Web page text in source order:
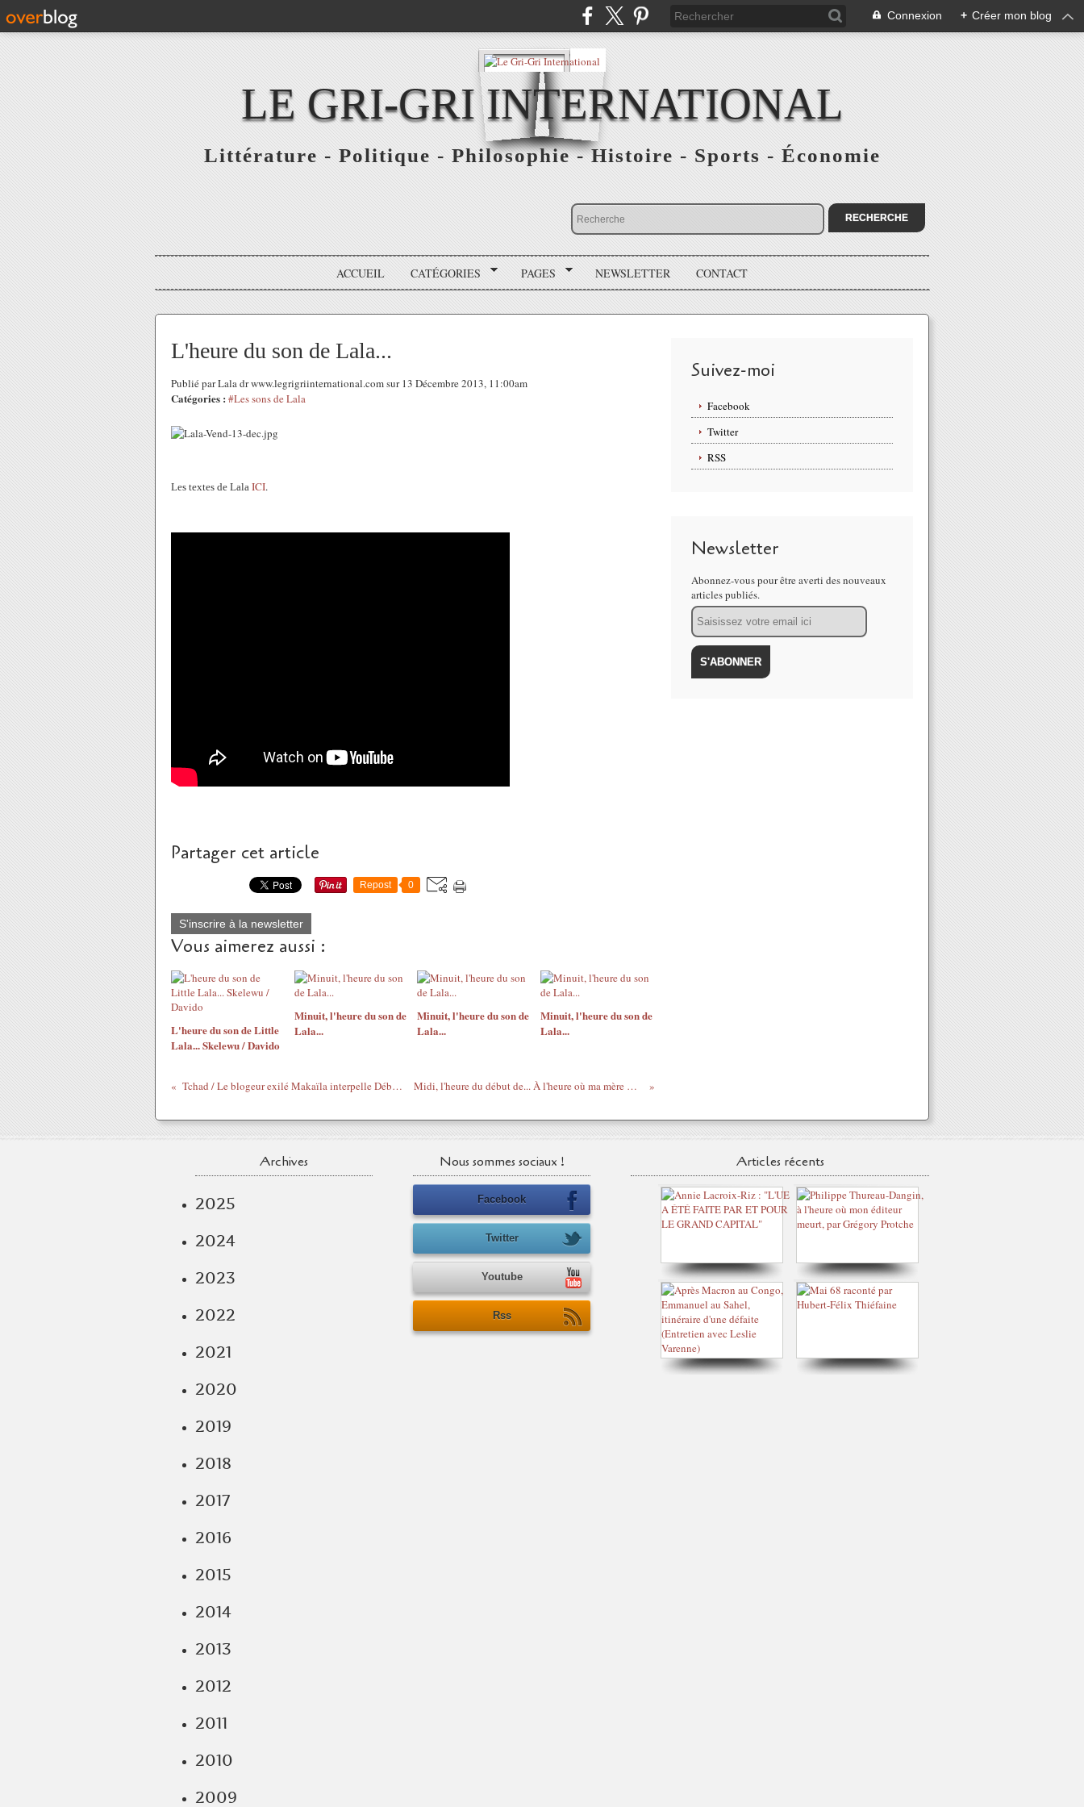
Connexion + Créer mon blog
LE GRI-GRI INTERNATIONAL
Littérature - Politique - Philosophie - Histoire - Sports - Économie
ACCUEIL CATÉGORIES PAGES NEWSLETTER CONTACT
L'heure du son de Lala...
Publié par Lala dr www.legrigriinternational.com sur 13 Décembre 2013, 11:00am
Catégories : #Les sons de Lala
Les textes de Lala ICI.
Partager cet article
Repost 0
S'inscrire à la newsletter
Vous aimerez aussi :
L'heure du son de Little
Lala... Skelewu / Davido
Minuit, l'heure du son de
Lala...
Minuit, l'heure du son de
Lala...
Minuit, l'heure du son de
Lala...
Tchad / Le blogeur exilé Makaïla interpelle Déby-Le-Mental à propos d'Ibni Midi, l'heure du début de... À l'heure où ma mère meurt / lu par Grégory Protche
Suivez-moi
Facebook
Twitter
RSS
Newsletter
Abonnez-vous pour être averti des nouveaux
articles publiés.
Email
Archives
2025
2024
2023
2022
2021
2020
2019
2018
2017
2016
2015
2014
2013
2012
2011
2010
2009
Nous sommes sociaux !
Facebook
Twitter
Youtube
Rss
Articles récents